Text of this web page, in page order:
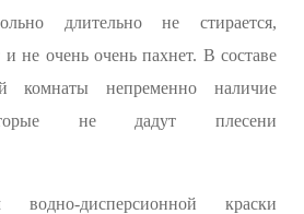
длительно не стирается,
и не очень очень пахнет. В составе
комнаты непременно наличие
не дадут плесени
дисперсионной краски